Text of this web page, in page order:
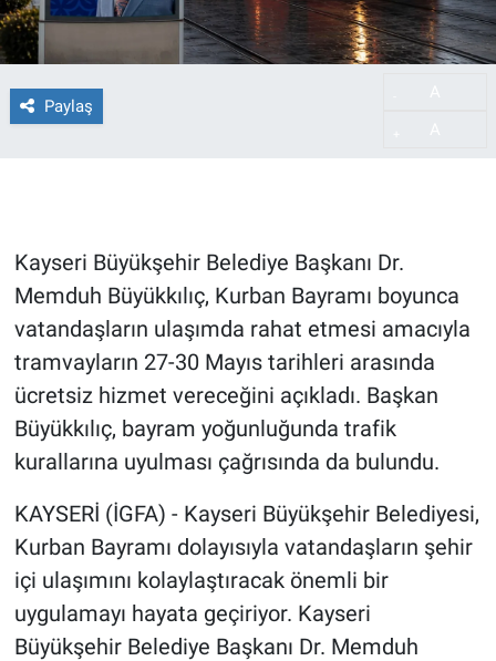
Paylaş
Kayseri Büyükşehir Belediye Başkanı Dr.
Memduh Büyükkılıç, Kurban Bayramı boyunca
vatandaşların ulaşımda rahat etmesi amacıyla
tramvayların 27-30 Mayıs tarihleri arasında
ücretsiz hizmet vereceğini açıkladı. Başkan
Büyükkılıç, bayram yoğunluğunda trafik
kurallarına uyulması çağrısında da bulundu.
KAYSERİ (İGFA) - Kayseri Büyükşehir Belediyesi,
Kurban Bayramı dolayısıyla vatandaşların şehir
içi ulaşımını kolaylaştıracak önemli bir
uygulamayı hayata geçiriyor. Kayseri
Büyükşehir Belediye Başkanı Dr. Memduh